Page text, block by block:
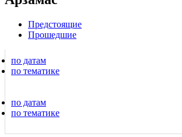
Предстоящие
Прошедшие
по датам
по тематике
по датам
по тематике